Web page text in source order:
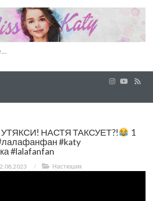
НАСТЯ ТАКСУЕТ?!
1
#katy
#lalafanfan
/ Настюшик